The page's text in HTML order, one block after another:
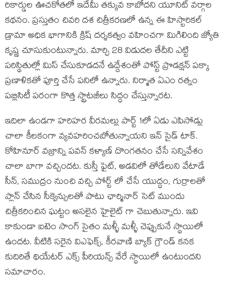
రికార్డుల ఊచకోతలో ఇదేమీ తక్కువ కాబోదని యూనిట్ వర్గాల
కథనం. ప్రస్తుతం చివరి దశ చిత్రీకరణలో ఉన్న ఈ హిస్టారికల్
డ్రామా అధిక భాగానికి క్రిష్ దర్శకత్వం వహించగా మిగిలింది జ్యోతి
కృష్ణ చూసుకుంటున్నారు. మార్చి 28 విడుదల తేదీని ఎట్టి
పరిస్థితుల్లో మిస్ చేసుకూడదనే ఉద్దేశంతో పోస్ట్ ప్రొడక్షన్ పక్కా
ప్రణాళికతో పూర్తి చేసే పనిలో ఉన్నారు. నిర్మాత ఏఎం రత్నం
పబ్లిసిటీ పరంగా కొత్త స్ట్రాటజీలు సిద్ధం చేస్తున్నారట.
ఇదిలా ఉండగా హరిహర వీరమల్లు పార్ట్ 1లో ఏడు ఎపిసోడ్లు
చాలా కీలకంగా వ్యవహరించబోతున్నాయని ఇన్ సైడ్ టాక్.
కోహినూర్ వజ్రాన్ని పవన్ కళ్యాణ్ దొంగతనం చేసే సన్నివేశం
చాలా బాగా వచ్చిందట. కుస్తీ ఫైట్, అడవిలో తోడేలుని వేటాడే
సీన్, సముద్రం నుంచి వచ్చి పోర్ట్ లో చేసే యుద్ధం, గుర్రాలతో
ప్లాన్ చేసిన సీక్వెన్సులతో పాటు ఛార్మినార్ సెట్ ముందు
చిత్రీకరించిన ఘట్టం అసలైన హైలైట్ గా చెబుతున్నారు. ఇవి
కాకుండా ఐటెం సాంగ్ సైతం మళ్ళీ మళ్ళీ చెప్పుకునే స్థాయిలో
ఉందట. వీటికి సరైన విఎఫెక్స్, కీరవాణి బ్యాక్ గ్రౌండ్ కనక
కుదిరితే థియేటర్ ఎక్స్ పీరియన్స్ వేరే స్థాయిలో ఉంటుందని
సమాచారం.